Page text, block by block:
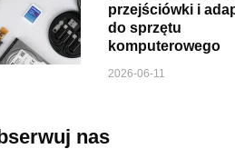
przejściówki i
do sprzętu
komputerowego
2026-06-11
nas